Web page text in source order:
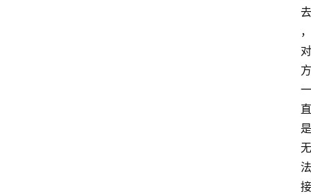
去
，
对
方
一
直
是
无
法
接